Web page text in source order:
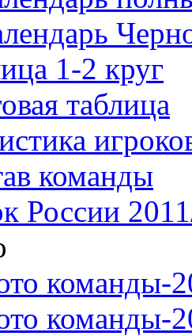
1-2 круг
таблица
команды
России
команды-
команды-